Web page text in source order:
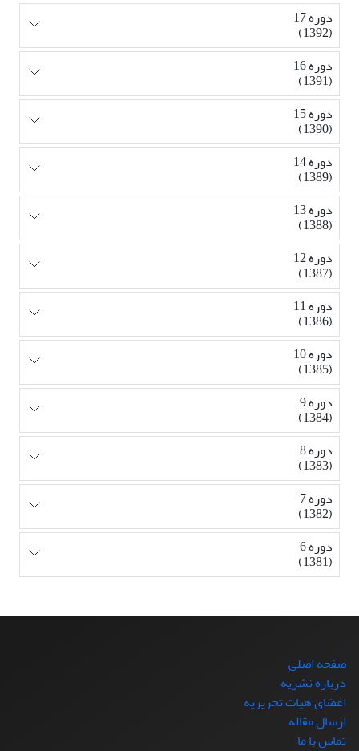
دوره 17
(1392)
دوره 16
(1391)
دوره 15
(1390)
دوره 14
(1389)
دوره 13
(1388)
دوره 12
(1387)
دوره 11
(1386)
دوره 10
(1385)
دوره 9
(1384)
دوره 8
(1383)
دوره 7
(1382)
دوره 6
(1381)
صفحه اصلی
درباره نشریه
اعضای هیات تحریریه
ارسال مقاله
تماس با ما